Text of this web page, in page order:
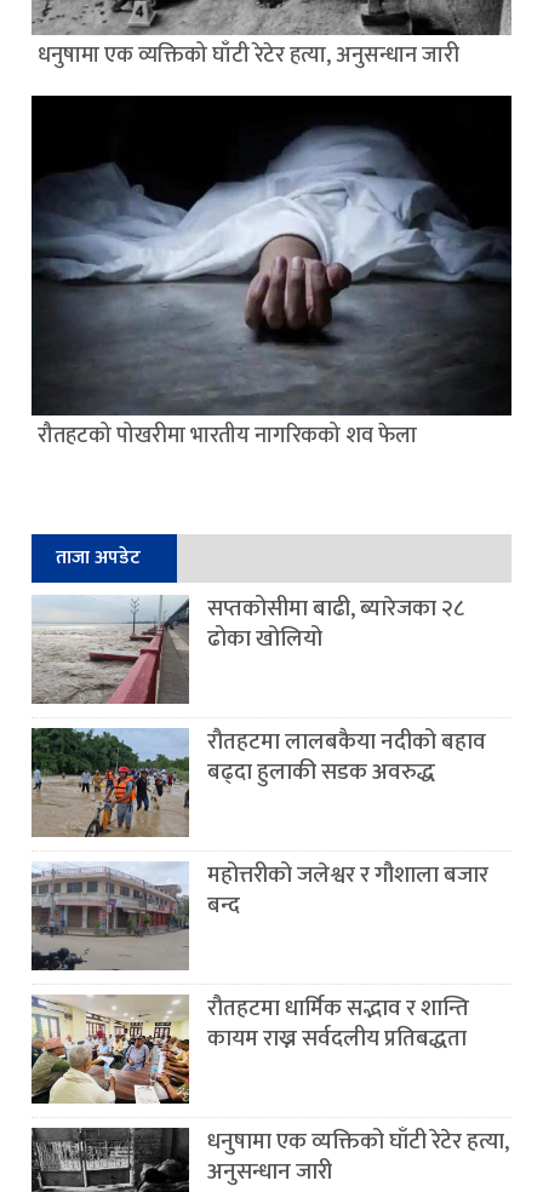
धनुषामा एक व्यक्तिको घाँटी रेटेर हत्या, अनुसन्धान जारी
रौतहटको पोखरीमा भारतीय नागरिकको शव फेला
ताजा अपडेट
सप्तकोसीमा बाढी, ब्यारेजका २८
ढोका खोलियो
रौतहटमा लालबकैया नदीको बहाव
बढ्दा हुलाकी सडक अवरुद्ध
महोत्तरीको जलेश्वर र गौशाला बजार
बन्द
रौतहटमा धार्मिक सद्भाव र शान्ति
कायम राख्न सर्वदलीय प्रतिबद्धता
धनुषामा एक व्यक्तिको घाँटी रेटेर हत्या,
अनुसन्धान जारी